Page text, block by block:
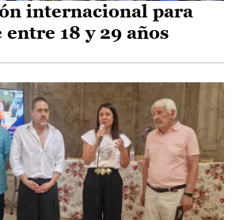
internacional para
entre 18 y 29 años